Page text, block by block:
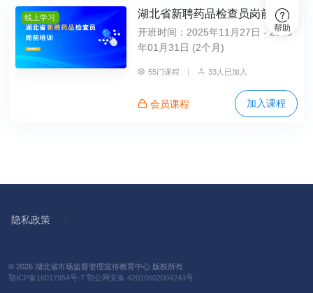
帮助
线上学习 湖北省新聘药品检查员岗前培训
开班时间：2025年11月27日 - 2026
年01月31日 (2个月)
55门课程 | 33人已加入
会员课程 加入课程
隐私政策
© 2026 湖北省市场监督管理宣传教育中心 版权所有
鄂ICP备16017954号-7 鄂公网安备 42010602004243号